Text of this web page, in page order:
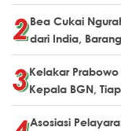
Bea Cukai
dari India,
Kelakar
Kepala BGN,
Asosiasi